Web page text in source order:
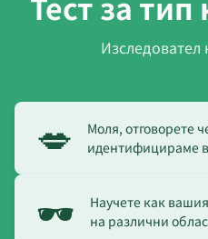
Изследовател
💋
Моля, отговорете
идентифицираме
🕶️
Научете как
на различни